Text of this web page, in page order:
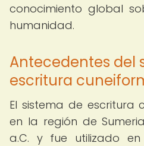
conocimiento global
humanidad.
Antecedentes del
escritura
El sistema de escritura
en la región de
a.C. y fue utilizado